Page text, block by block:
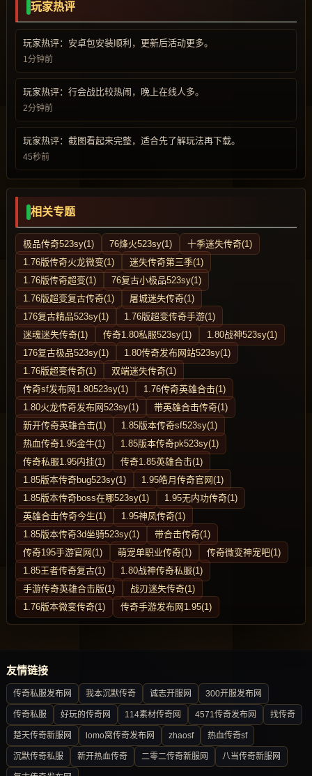
玩家热评
玩家热评：安卓包安装顺利，更新后活动更多。
1分钟前
玩家热评：行会战比较热闹，晚上在线人多。
2分钟前
玩家热评：截图看起来完整，适合先了解玩法再下载。
45秒前
相关专题
极品传奇523sy(1) 76烽火523sy(1)
十季迷失传奇(1)
1.76版传奇火龙微变(1)
迷失传奇第三季(1)
1.76版传奇超变(1)
76复古小极品523sy(1)
1.76版超变复古传奇(1)
屠城迷失传奇(1)
176复古精品523sy(1)
1.76版超变传奇手游(1)
迷魂迷失传奇(1)
传奇1.80私服523sy(1)
1.80战神523sy(1)
176复古极品523sy(1)
1.80传奇发布网站523sy(1)
1.76版超变传奇(1)
双端迷失传奇(1)
传奇sf发布网1.80523sy(1)
1.76传奇英雄合击(1)
1.80火龙传奇发布网523sy(1)
带英雄合击传奇(1)
新开传奇英雄合击(1)
1.85版本传奇sf523sy(1)
热血传奇1.95金牛(1)
1.85版本传奇pk523sy(1)
传奇私服1.95内挂(1)
传奇1.85英雄合击(1)
1.85版本传奇bug523sy(1)
1.95皓月传奇官网(1)
1.85版本传奇boss在哪523sy(1)
1.95无内功传奇(1)
英雄合击传奇今生(1)
1.95神凤传奇(1)
1.85版本传奇3d坐骑523sy(1)
带合击传奇(1)
传奇195手游官网(1)
萌宠单职业传奇(1)
传奇微变神宠吧(1)
1.85王者传奇复古(1)
1.80战神传奇私服(1)
手游传奇英雄合击版(1)
战刃迷失传奇(1)
1.76版本微变传奇(1)
传奇手游发布网1.95(1)
友情链接
传奇私服发布网 我本沉默传奇 诚志开服网 300开服发布网
传奇私服 好玩的传奇网 114素材传奇网 4571传奇发布网 找传奇
楚天传奇新服网 lomo窝传奇发布网 zhaosf 热血传奇sf
沉默传奇私服 新开热血传奇 二零二传奇新服网 八当传奇新服网